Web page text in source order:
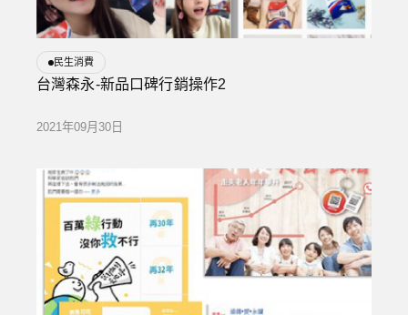
民生消費
台灣森永-新品口碑行銷操作2
2021年09月30日